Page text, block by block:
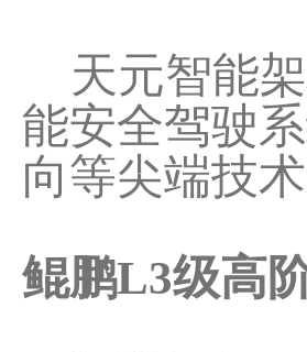
天元智能架
能安全驾驶
向等尖端技
鲲鹏L3级高